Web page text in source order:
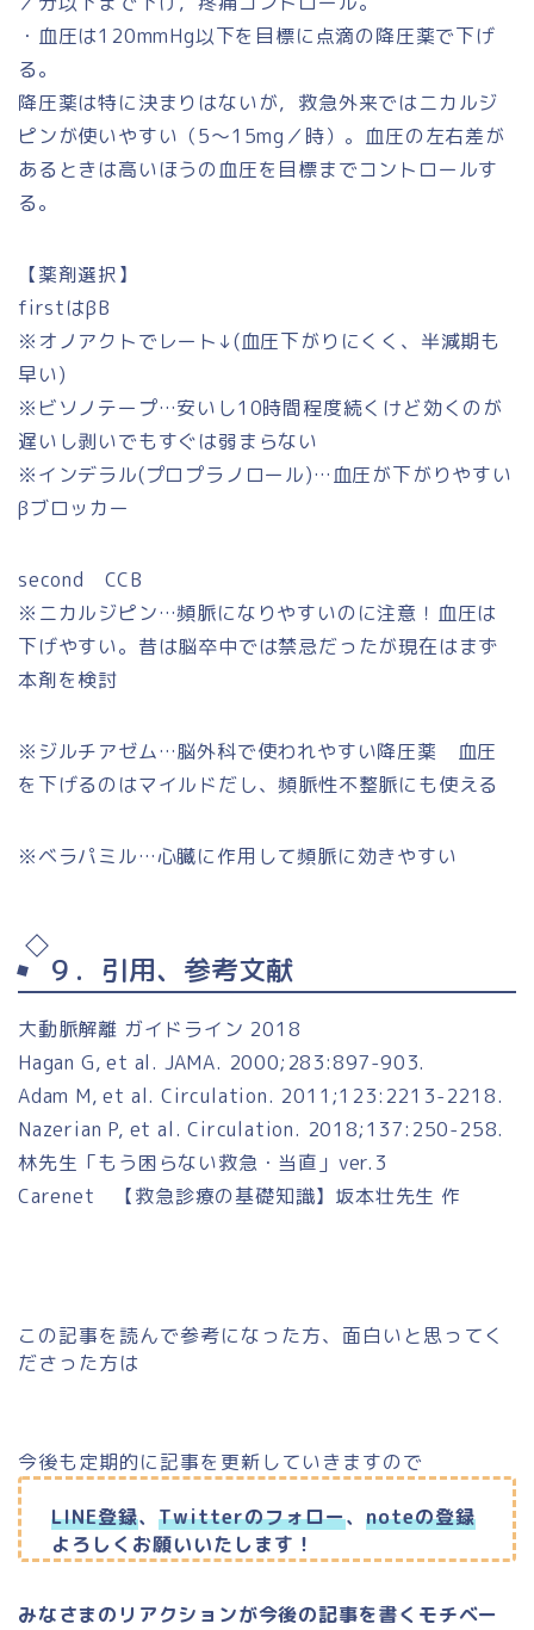
・血圧は120mmHg以下を目標に点滴の降圧薬で下げ
る。
降圧薬は特に決まりはないが，救急外来ではニカルジ
ピンが使いやすい（5～15mg／時）。血圧の左右差が
あるときは高いほうの血圧を目標までコントロールす
る。
【薬剤選択】
firstはβB
※オノアクトでレート↓(血圧下がりにくく、半減期も
早い)
※ビソノテープ…安いし10時間程度続くけど効くのが
遅いし剥いでもすぐは弱まらない
※インデラル(プロプラノロール)…血圧が下がりやすい
βブロッカー
second CCB
※ニカルジピン…頻脈になりやすいのに注意！血圧は
下げやすい。昔は脳卒中では禁忌だったが現在はまず
本剤を検討
※ジルチアゼム…脳外科で使われやすい降圧薬 血圧
を下げるのはマイルドだし、頻脈性不整脈にも使える
※ベラパミル…心臓に作用して頻脈に効きやすい
９．引用、参考文献
大動脈解離 ガイドライン 2018
Hagan G, et al. JAMA. 2000;283:897-903.
Adam M, et al. Circulation. 2011;123:2213-2218.
Nazerian P, et al. Circulation. 2018;137:250-258.
林先生「もう困らない救急・当直」ver.3
Carenet 【救急診療の基礎知識】坂本壮先生 作
この記事を読んで参考になった方、面白いと思ってく
ださった方は
今後も定期的に記事を更新していきますので
LINE登録、 Twitterのフォロー、 noteの登録
よろしくお願いいたします！
みなさまのリアクションが今後の記事を書くモチベー